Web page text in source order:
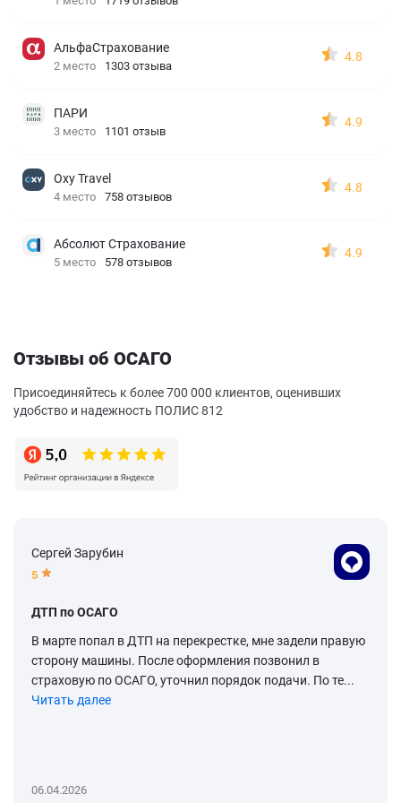
АльфаСтрахование
2 место 1303 отзыва
4.8
ПАРИ
3 место 1101 отзыв
4.9
Oxy Travel
4 место 758 отзывов
4.8
Абсолют Страхование
5 место 578 отзывов
4.9
Отзывы об ОСАГО
Присоединяйтесь к более 700 000 клиентов, оценивших
удобство и надежность ПОЛИС 812
Сергей Зарубин
5
ДТП по ОСАГО
В марте попал в ДТП на перекрестке, мне задели правую
сторону машины. После оформления позвонил в
страховую по ОСАГО, уточнил порядок подачи. По те...
Читать далее
06.04.2026